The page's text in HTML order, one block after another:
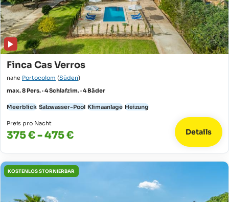
Finca Cas Verros
nahe Portocolom (Süden)
max. 8 Pers. · 4 Schlafzim. · 4 Bäder
Meerblick Salzwasser-Pool Klimaanlage Heizung
Preis pro Nacht
375 € - 475 € Details
KOSTENLOS STORNIERBAR